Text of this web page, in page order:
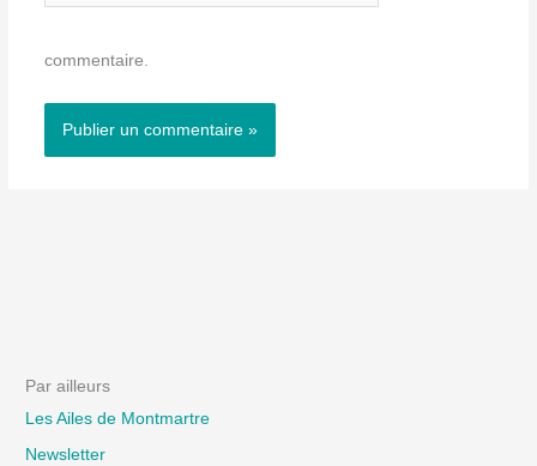
commentaire.
Par ailleurs
Les Ailes de Montmartre
Newsletter